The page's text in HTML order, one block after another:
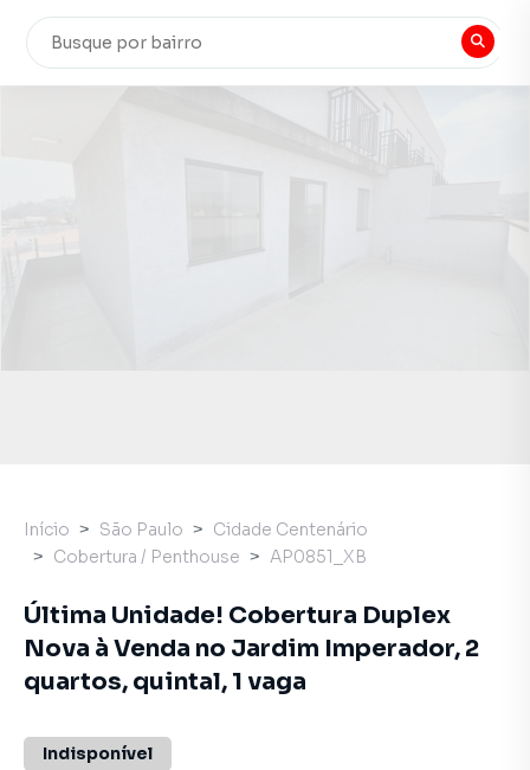
Início São Paulo
Cidade Centenário
Cobertura / Penthouse
AP0851_XB
Última Unidade! Cobertura Duplex
Nova à Venda no Jardim Imperador, 2
quartos, quintal, 1 vaga
Indisponível